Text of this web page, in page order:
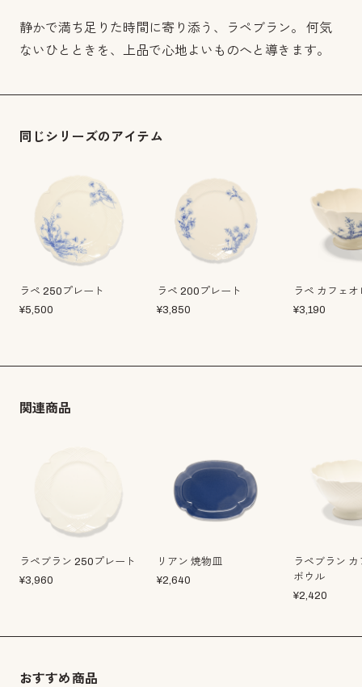
静かで満ち足りた時間に寄り添う、ラペブラン。 何気
ないひとときを、上品で心地よいものへと導きます。
同じシリーズのアイテム
ラペ 250プレート
¥5,500
ラペ 200プレート
¥3,850
ラペ カフェ
¥3,190
関連商品
ラペブラン 250プレート
¥3,960
リアン 焼物皿
¥2,640
ラペブラン
ボウル
¥2,420
おすすめ商品